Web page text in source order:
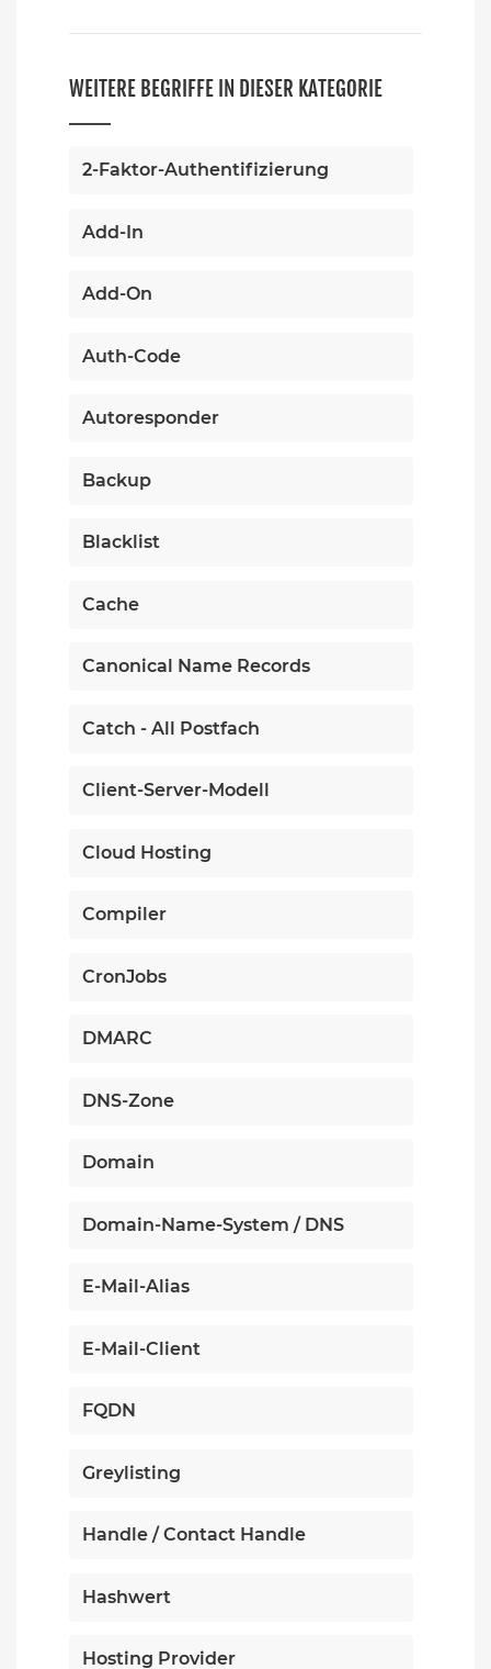
WEITERE BEGRIFFE IN DIESER KATEGORIE
2-Faktor-Authentifizierung
Add-In
Add-On
Auth-Code
Autoresponder
Backup
Blacklist
Cache
Canonical Name Records
Catch - All Postfach
Client-Server-Modell
Cloud Hosting
Compiler
CronJobs
DMARC
DNS-Zone
Domain
Domain-Name-System / DNS
E-Mail-Alias
E-Mail-Client
FQDN
Greylisting
Handle / Contact Handle
Hashwert
Hosting Provider